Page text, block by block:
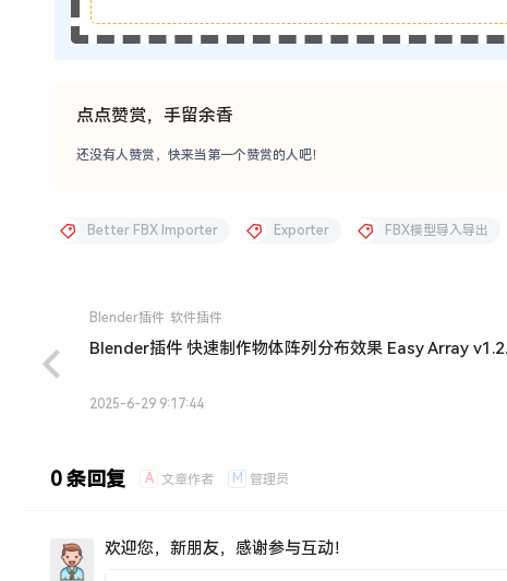
点点赞赏，手留余香
还没有人赞赏，快来当第一个赞赏的人吧！
Better FBX Importer Exporter FBX模型导入导出
Blender插件 软件插件
Blender插件 快速制作物体阵列分布效果 Easy Array
2025-6-29 9:17:44
0 条回复 A 文章作者 M 管理员
欢迎您，新朋友，感谢参与互动！